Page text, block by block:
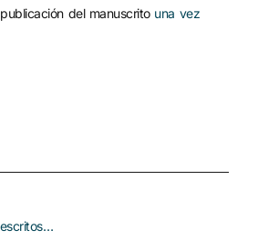
publicación del manuscritouna vez
Casos de éxito: libros escritos por ghostwriters